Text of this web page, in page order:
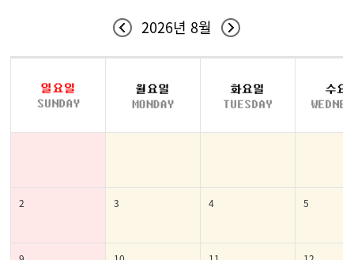
2026년 8월
2 3 4 5